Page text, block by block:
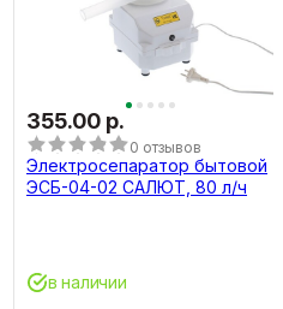
355.00 р.
0 отзывов
Электросепаратор бытовой
ЭСБ-04-02 САЛЮТ, 80 л/ч
в наличии